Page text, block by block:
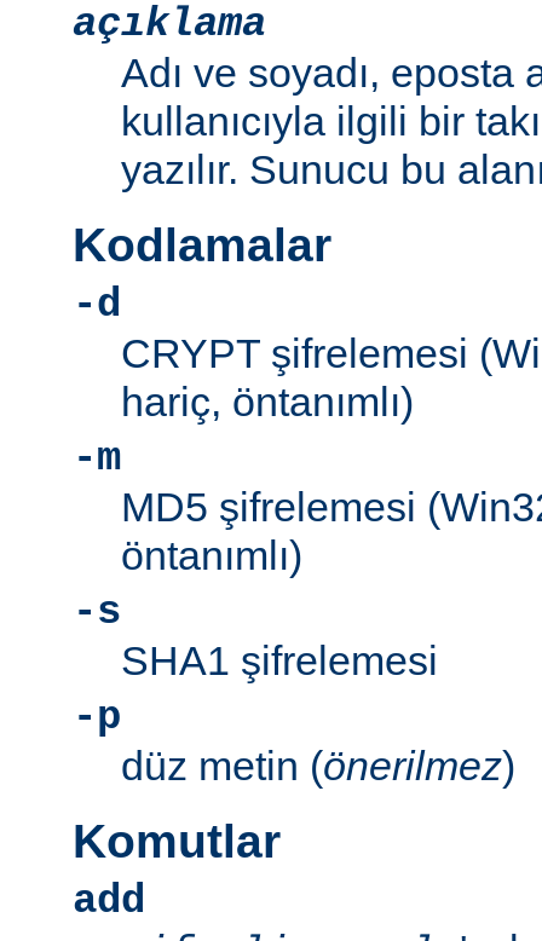
açıklama
Adı ve soyadı, eposta
kullanıcıyla ilgili bir
yazılır. Sunucu bu
Kodlamalar
-d
CRYPT şifrelemesi
hariç, öntanımlı)
-m
MD5 şifrelemesi
öntanımlı)
-s
SHA1 şifrelemesi
-p
düz metin (önerilmez)
Komutlar
add